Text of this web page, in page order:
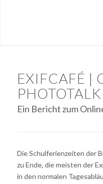
EXIFCAFÉ |
Ein Bericht zum
Die Schulferienzeiten der
zu Ende, die meisten der
in den normalen